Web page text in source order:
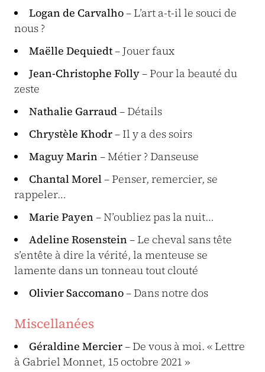
Logan de Carvalho– L’art a-t-il le souci de
nous ?
Maëlle Dequiedt– Jouer faux
Jean-Christophe Folly– Pour la beauté du
zeste
Nathalie Garraud– Détails
Chrystèle Khodr– Il y a des soirs
Maguy Marin – Métier ? Danseuse
Chantal Morel– Penser, remercier, se
rappeler…
Marie Payen – N’oubliez pas la nuit…
Adeline Rosenstein – Le cheval sans tête
s’entête à dire la vérité, la menteuse se
lamente dans un tonneau tout clouté
Olivier Saccomano– Dans notre dos
Miscellanées
Géraldine Mercier– De vous à moi. « Lettre
à Gabriel Monnet, 15 octobre 2021 »